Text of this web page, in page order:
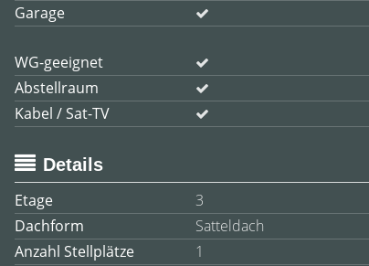
Garage
WG-geeignet
Abstellraum
Kabel / Sat-TV
Details
Etage
3
Dachform
Satteldach
Anzahl Stellplätze
1